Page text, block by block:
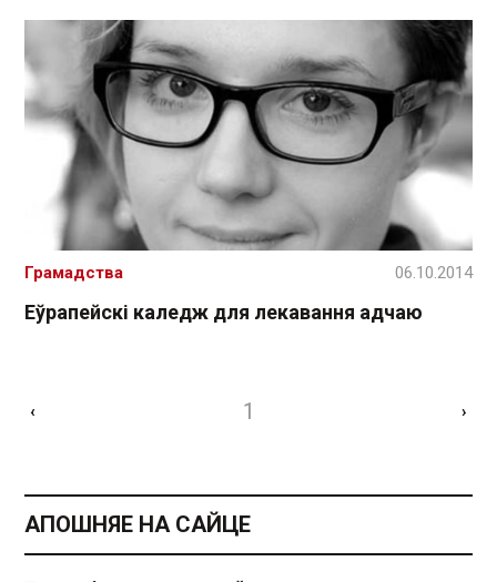
Еўрапейскі каледж для лекавання адчаю
Грамадства 06.10.2014
‹ 1 ›
АПОШНЯЕ НА САЙЦЕ